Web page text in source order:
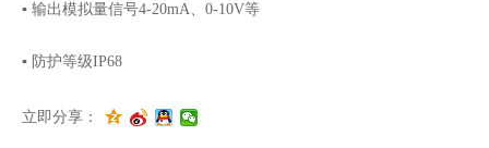
▪ 输出模拟量信号4-20mA、0-10V等
▪ 防护等级IP68
立即分享：